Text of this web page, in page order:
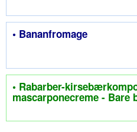
• Bananfromage
• Rabarber-
mascarponecreme - Bare